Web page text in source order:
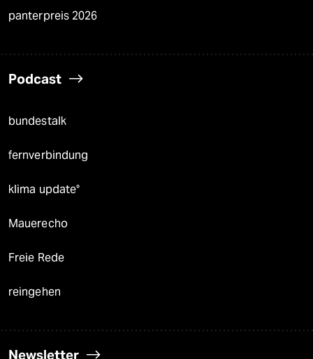
panterpreis 2026
Podcast
bundestalk
fernverbindung
klima update°
Mauerecho
Freie Rede
reingehen
Newsletter